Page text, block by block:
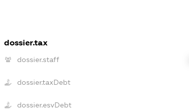
dossier.tax
dossier.staff
dossier.taxDebt
dossier.esvDebt